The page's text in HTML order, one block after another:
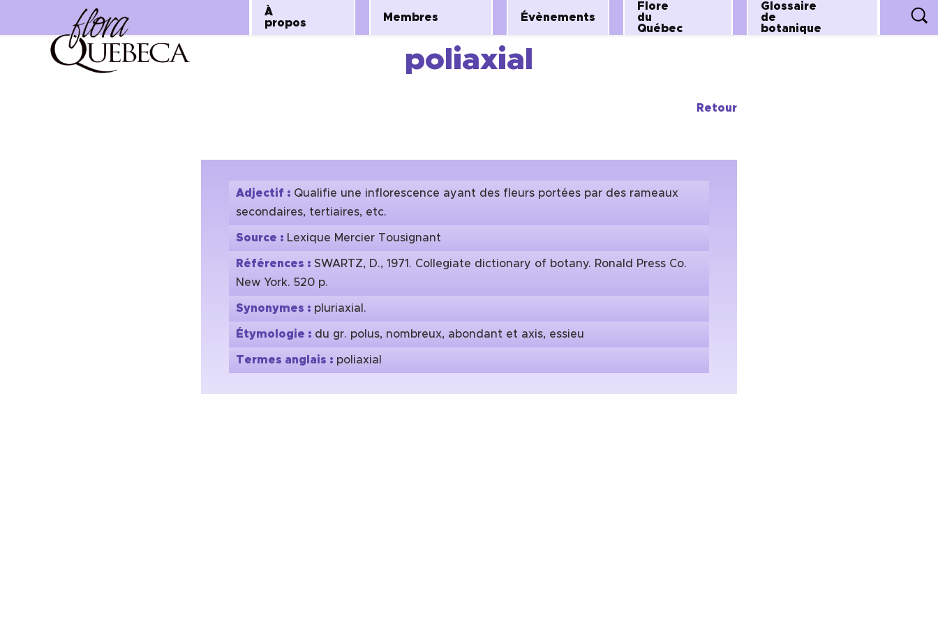
Aller
À
propos
Membres Évènements
Flore
du
Québec
Glossaire
de
botanique
poliaxial
Retour
Adjectif : Qualifie une inflorescence ayant des fleurs portées par des rameaux
secondaires, tertiaires, etc.
Source : Lexique Mercier Tousignant
Références : SWARTZ, D., 1971. Collegiate dictionary of botany. Ronald Press Co.
New York. 520 p.
Synonymes : pluriaxial.
Étymologie : du gr. polus, nombreux, abondant et axis, essieu
Termes anglais : poliaxial